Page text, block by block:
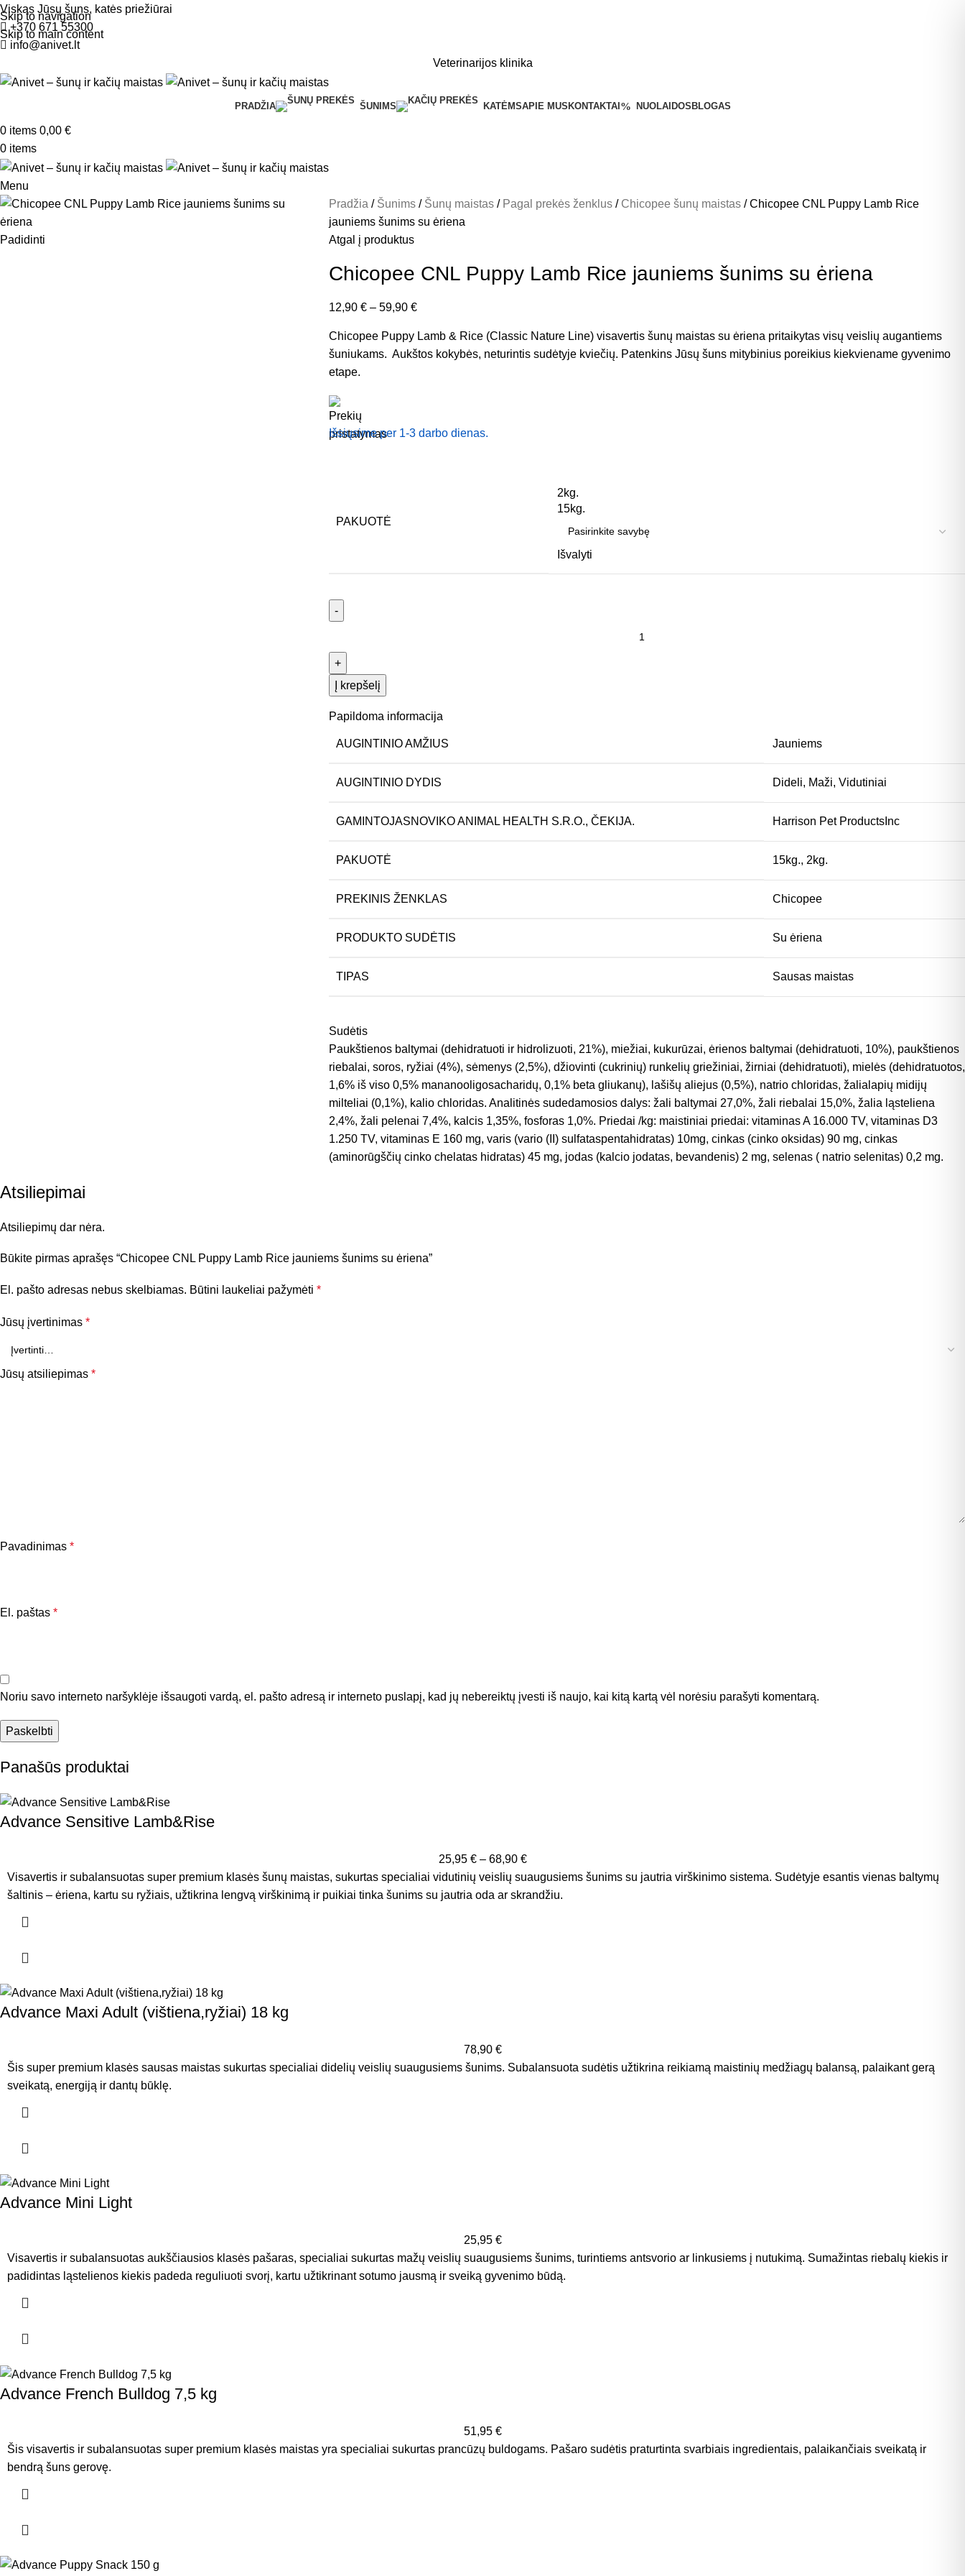
Skip to navigation
Skip to main content
Viskas Jūsų šuns, katės priežiūrai
+370 671 55300
info@anivet.lt
Veterinarijos klinika
PRADŽIA ŠUNIMS KATĖMSAPIE MUS KONTAKTAI NUOLAIDOS BLOGAS
0 items 0,00 €
0 items
Menu
Padidinti
Pradžia Šunims Šunų maistas Pagal prekės ženklus Chicopee šunų maistas
Chicopee CNL Puppy Lamb Rice
jauniems šunims su ėriena
Atgal į produktus
Chicopee CNL Puppy Lamb Rice jauniems šunims su ėriena
12,90 € – 59,90 €
Chicopee Puppy Lamb & Rice (Classic Nature Line) visavertis šunų maistas su ėriena pritaikytas visų veislių augantiems
šuniukams. Aukštos kokybės, neturintis sudėtyje kviečių. Patenkins Jūsų šuns mitybinius poreikius kiekviename gyvenimo
etape.
Išsiųsime per 1-3 darbo dienas.
PAKUOTĖ
2kg.
15kg.
Išvalyti
Į krepšelį
Papildoma informacija
AUGINTINIO AMŽIUS Jauniems
AUGINTINIO DYDIS Dideli, Maži, Vidutiniai
GAMINTOJASNOVIKO ANIMAL HEALTH S.R.O., ČEKIJA. Harrison Pet ProductsInc
PAKUOTĖ 15kg., 2kg.
PREKINIS ŽENKLAS Chicopee
PRODUKTO SUDĖTIS Su ėriena
TIPAS Sausas maistas
Sudėtis
Paukštienos baltymai (dehidratuoti ir hidrolizuoti, 21%), miežiai, kukurūzai, ėrienos baltymai (dehidratuoti, 10%), paukštienos
riebalai, soros, ryžiai (4%), sėmenys (2,5%), džiovinti (cukrinių) runkelių griežiniai, žirniai (dehidratuoti), mielės (dehidratuotos,
1,6% iš viso 0,5% mananooligosacharidų, 0,1% beta gliukanų), lašišų aliejus (0,5%), natrio chloridas, žalialapių midijų
milteliai (0,1%), kalio chloridas. Analitinės sudedamosios dalys: žali baltymai 27,0%, žali riebalai 15,0%, žalia ląsteliena
2,4%, žali pelenai 7,4%, kalcis 1,35%, fosforas 1,0%. Priedai /kg: maistiniai priedai: vitaminas A 16.000 TV, vitaminas D3
1.250 TV, vitaminas E 160 mg, varis (vario (II) sulfataspentahidratas) 10mg, cinkas (cinko oksidas) 90 mg, cinkas
(aminorūgščių cinko chelatas hidratas) 45 mg, jodas (kalcio jodatas, bevandenis) 2 mg, selenas ( natrio selenitas) 0,2 mg.
Atsiliepimai
Atsiliepimų dar nėra.
Būkite pirmas aprašęs “Chicopee CNL Puppy Lamb Rice jauniems šunims su ėriena”
El. pašto adresas nebus skelbiamas. Būtini laukeliai pažymėti *
Jūsų įvertinimas *
Jūsų atsiliepimas *
Pavadinimas *
El. paštas *
Noriu savo interneto naršyklėje išsaugoti vardą, el. pašto adresą ir interneto puslapį, kad jų nebereiktų įvesti iš naujo, kai kitą kartą vėl norėsiu parašyti komentarą.
Panašūs produktai
Advance Sensitive Lamb&Rise
25,95 € – 68,90 €
Visavertis ir subalansuotas super premium klasės šunų maistas, sukurtas specialiai vidutinių veislių suaugusiems šunims su jautria virškinimo sistema. Sudėtyje esantis vienas baltymų
šaltinis – ėriena, kartu su ryžiais, užtikrina lengvą virškinimą ir puikiai tinka šunims su jautria oda ar skrandžiu.
Advance Maxi Adult (vištiena,ryžiai) 18 kg
78,90 €
Šis super premium klasės sausas maistas sukurtas specialiai didelių veislių suaugusiems šunims. Subalansuota sudėtis užtikrina reikiamą maistinių medžiagų balansą, palaikant gerą
sveikatą, energiją ir dantų būklę.
Advance Mini Light
25,95 €
Visavertis ir subalansuotas aukščiausios klasės pašaras, specialiai sukurtas mažų veislių suaugusiems šunims, turintiems antsvorio ar linkusiems į nutukimą. Sumažintas riebalų kiekis ir
padidintas ląstelienos kiekis padeda reguliuoti svorį, kartu užtikrinant sotumo jausmą ir sveiką gyvenimo būdą.
Advance French Bulldog 7,5 kg
51,95 €
Šis visavertis ir subalansuotas super premium klasės maistas yra specialiai sukurtas prancūzų buldogams. Pašaro sudėtis praturtinta svarbiais ingredientais, palaikančiais sveikatą ir
bendrą šuns gerovę.